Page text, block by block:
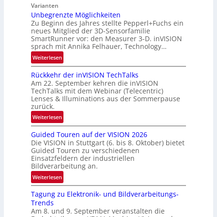
u
n
d
e
s
‘
Varianten
Unbegrenzte Möglichkeiten
Zu Beginn des Jahres stellte Pepperl+Fuchs ein
neues Mitglied der 3D-Sensorfamilie
SmartRunner vor: den Measurer 3-D. inVISION
sprach mit Annika Felhauer, Technology…
Weiterlesen:
U
n
b
e
g
r
e
z
t
e
M
ö
g
l
c
Rückkehr der inVISION TechTalks
Am 22. September kehren die inVISION
TechTalks mit dem Webinar (Telecentric)
Lenses & Illuminations aus der Sommerpause
zurück.
Weiterlesen:
R
ü
c
k
k
e
h
e
Guided Touren auf der VISION 2026
Die VISION in Stuttgart (6. bis 8. Oktober) bietet
Guided Touren zu verschiedenen
Einsatzfeldern der industriellen
Bildverarbeitung an.
Weiterlesen:
G
u
d
Tagung zu Elektronik- und Bildverarbeitungs-
Trends
Am 8. und 9. September veranstalten die